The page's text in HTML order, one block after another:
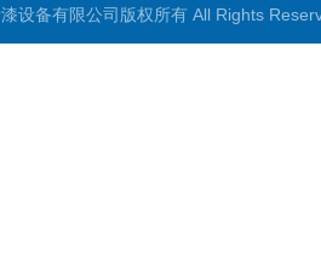
设备有限公司版权所有 All Rights